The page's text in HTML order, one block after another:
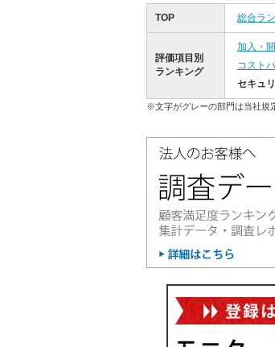
TOP 総合ラ
評価項目別
ランキング
加入・
コスト
セキュ
※文字がグレーの部門は当社規